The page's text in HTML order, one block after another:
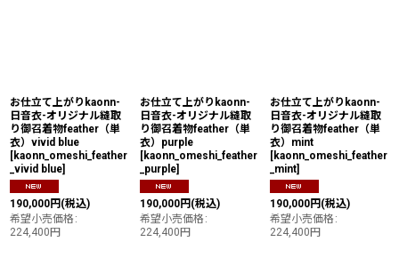
お仕立て上がりkaonn-
日音衣-オリジナル縫取
り御召着物feather（単
衣）vivid blue
[kaonn_omeshi_feather
_vivid blue]
190,000円 (税込)
希望小売価格 :
224,400円
お仕立て上がりkaonn-
日音衣-オリジナル縫取
り御召着物feather（単
衣）purple
[kaonn_omeshi_feather
_purple]
190,000円 (税込)
希望小売価格 :
224,400円
お仕立て上がりkaonn-
日音衣-オリジナル縫取
り御召着物feather（単
衣）mint
[kaonn_omeshi_feather
_mint]
190,000円 (税込)
希望小売価格 :
224,400円